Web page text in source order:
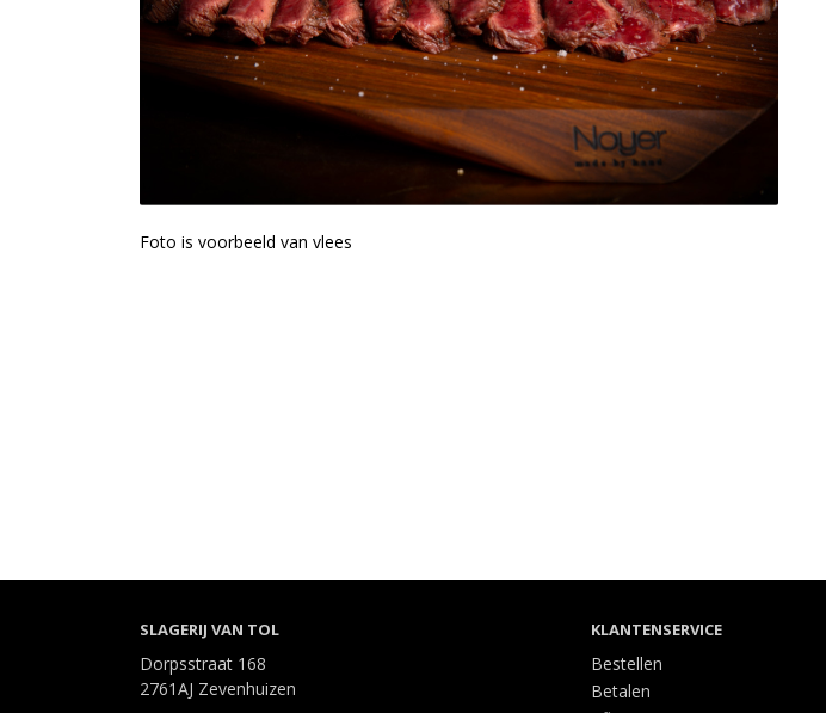
Foto is voorbeeld van vlees
SLAGERIJ VAN TOL
Dorpsstraat 168
2761AJ Zevenhuizen
KLANTENSERVICE
Bestellen
Betalen